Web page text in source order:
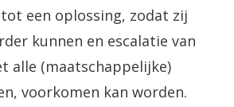
een oplossing, zodat zij
kunnen en escalatie van
alle (maatschappelijke)
voorkomen kan worden.